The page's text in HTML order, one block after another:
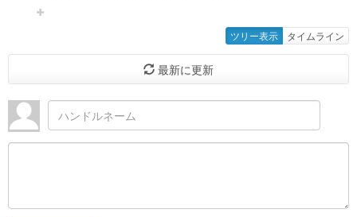
ツリー表示 タイムライン
最新に更新